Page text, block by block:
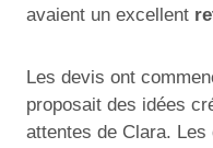
avaient un excellent
Les devis ont
proposait des idées
attentes de Clara.